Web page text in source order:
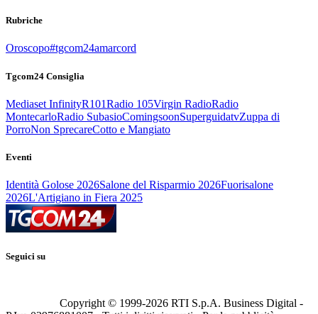
Rubriche
Oroscopo#tgcom24amarcord
Tgcom24 Consiglia
Mediaset InfinityR101Radio 105Virgin RadioRadio
MontecarloRadio SubasioComingsoonSuperguidatvZuppa di
PorroNon SprecareCotto e Mangiato
Eventi
Identità Golose 2026Salone del Risparmio 2026Fuorisalone
2026L'Artigiano in Fiera 2025
Seguici su
Copyright © 1999-2026 RTI S.p.A. Business Digital -